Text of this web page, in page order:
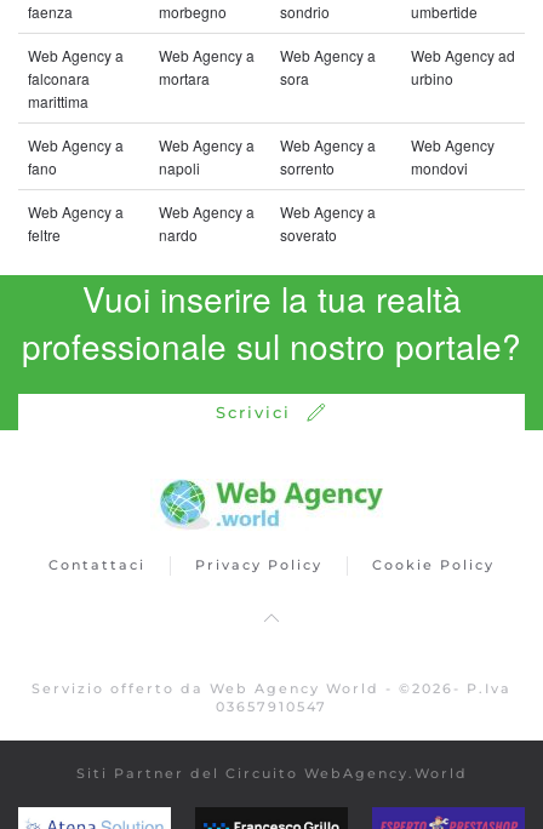
faenza
morbegno
sondrio
umbertide
Web Agency a
falconara
marittima
Web Agency a
mortara
Web Agency a
sora
Web Agency ad
urbino
Web Agency a
fano
Web Agency a
napoli
Web Agency a
sorrento
Web Agency
mondovi
Web Agency a
feltre
Web Agency a
nardo
Web Agency a
soverato
Vuoi inserire la tua realtà
professionale sul nostro portale?
Scrivici
Contattaci Privacy Policy Cookie Policy
Servizio offerto da Web Agency World - © 2026 - P.Iva
03657910547
Siti Partner del Circuito WebAgency.World